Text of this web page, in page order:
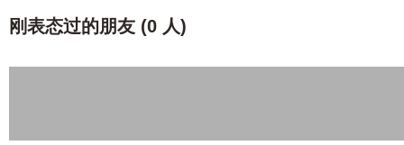
刚表态过的朋友 (0 人)